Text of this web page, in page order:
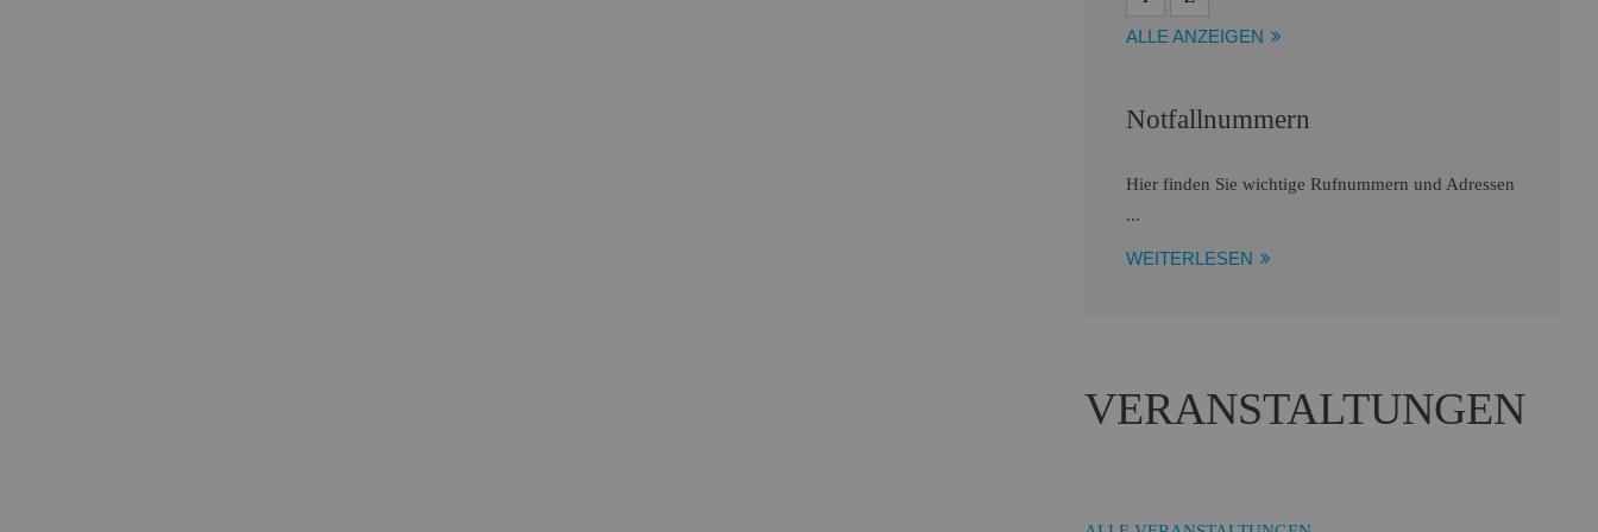
ALLE ANZEIGEN
Notfallnummern
Hier finden Sie wichtige Rufnummern und Adressen
...
WEITERLESEN
VERANSTALTUNGEN